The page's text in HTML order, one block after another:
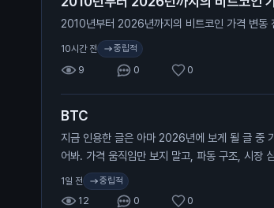
2010년부터 2026년까지의 비트코인 가격 변동
10시간 전 중립적
9 0 0
BTC
지금 인용한 글은 아마 2026년에 보게 될 글 중
어봐. 가격 움직임만 보지 말고, 파동 구조, 시장
초록 구간(바닥 형성)이 끝나면 다음 타깃은 보
레인지 구간의 투매(캡튤레이션)가 먼저 온다.
1일 전 중립적
12 0 0